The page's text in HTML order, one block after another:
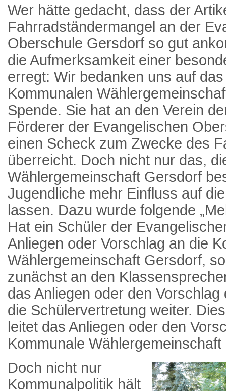
Wer hätte gedacht, dass der
Fahrradständermangel an der
Oberschule Gersdorf so gut
die Aufmerksamkeit einer
erregt: Wir bedanken uns auf
Kommunalen
Spende. Sie hat an den Verein
Förderer der Evangelischen
einen Scheck zum Zwecke des
überreicht. Doch nicht nur das,
Wählergemeinschaft Gersdorf
Jugendliche mehr Einfluss auf
lassen. Dazu wurde folgende
Hat ein Schüler der
Anliegen oder Vorschlag an die
Wählergemeinschaft Gersdorf,
zunächst an den
das Anliegen oder den
die Schülervertretung weiter.
leitet das Anliegen oder den
Kommunale
Doch nicht nur
Kommunalpolitik hält